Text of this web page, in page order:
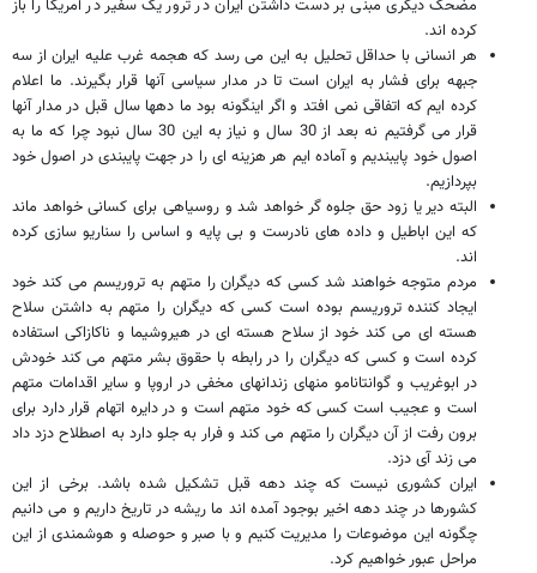
مضحک دیگری مبنی بر دست داشتن ایران در ترور یک سفیر در آمریکا را باز
کرده اند.
هر انسانی با حداقل تحلیل به این می رسد که هجمه غرب علیه ایران از سه
جبهه برای فشار به ایران است تا در مدار سیاسی آنها قرار بگیرند. ما اعلام
کرده ایم که اتفاقی نمی افتد و اگر اینگونه بود ما دهها سال قبل در مدار آنها
قرار می گرفتیم نه بعد از 30 سال و نیاز به این 30 سال نبود چرا که ما به
اصول خود پایبندیم و آماده ایم هر هزینه ای را در جهت پایبندی در اصول خود
بپردازیم.
البته دیر یا زود حق جلوه گر خواهد شد و روسیاهی برای کسانی خواهد ماند
که این اباطیل و داده های نادرست و بی پایه و اساس را سناریو سازی کرده
اند.
مردم متوجه خواهند شد کسی که دیگران را متهم به تروریسم می کند خود
ایجاد کننده تروریسم بوده است کسی که دیگران را متهم به داشتن سلاح
هسته ای می کند خود از سلاح هسته ای در هیروشیما و ناکازاکی استفاده
کرده است و کسی که دیگران را در رابطه با حقوق بشر متهم می کند خودش
در ابوغریب و گوانتانامو منهای زندانهای مخفی در اروپا و سایر اقدامات متهم
است و عجیب است کسی که خود متهم است و در دایره اتهام قرار دارد برای
برون رفت از آن دیگران را متهم می کند و فرار به جلو دارد به اصطلاح دزد داد
می زند آی دزد.
ایران کشوری نیست که چند دهه قبل تشکیل شده باشد. برخی از این
کشورها در چند دهه اخیر بوجود آمده اند ما ریشه در تاریخ داریم و می دانیم
چگونه این موضوعات را مدیریت کنیم و با صبر و حوصله و هوشمندی از این
مراحل عبور خواهیم کرد.